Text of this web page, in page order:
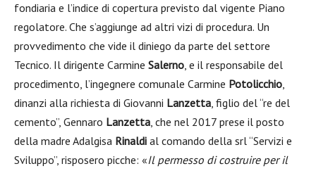
fondiaria e l’indice di copertura previsto dal vigente Piano
regolatore. Che s’aggiunge ad altri vizi di procedura. Un
provvedimento che vide il diniego da parte del settore
Tecnico. Il dirigente Carmine Salerno, e il responsabile del
procedimento, l’ingegnere comunale Carmine Potolicchio,
dinanzi alla richiesta di Giovanni Lanzetta, figlio del “re del
cemento”, Gennaro Lanzetta, che nel 2017 prese il posto
della madre Adalgisa Rinaldi al comando della srl “Servizi e
Sviluppo”, risposero picche: «Il permesso di costruire per il